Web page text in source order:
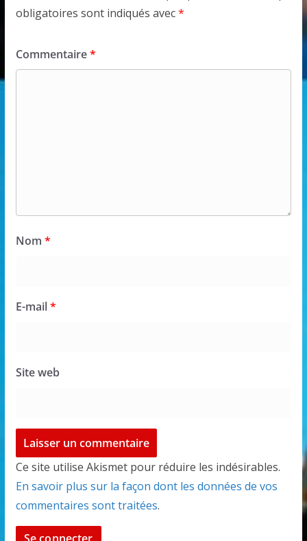
obligatoires sont indiqués avec*
Commentaire*
Nom *
E-mail*
Site web
Ce site utilise Akismet pour réduire les indésirables.
En savoir plus sur la façon dont les données de vos
commentaires sont traitées.